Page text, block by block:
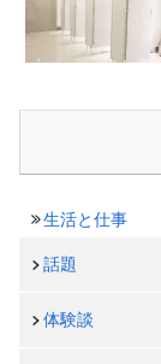
生活と仕事
話題
体験談